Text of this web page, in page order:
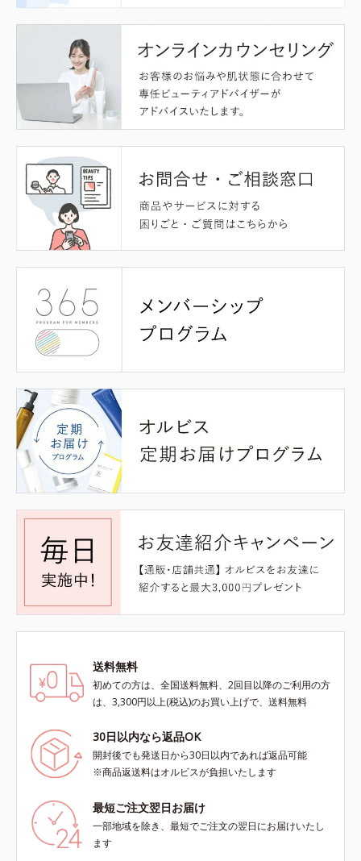
送料無料
初めての方は、全国送料無料、2回目以降のご利用の方
は、3,300円以上(税込)のお買い上げで、送料無料
30日以内なら返品OK
開封後でも発送日から30日以内であれば返品可能
※商品返送料はオルビスが負担いたします
最短ご注文翌日お届け
一部地域を除き、最短でご注文の翌日にお届けいたし
ます